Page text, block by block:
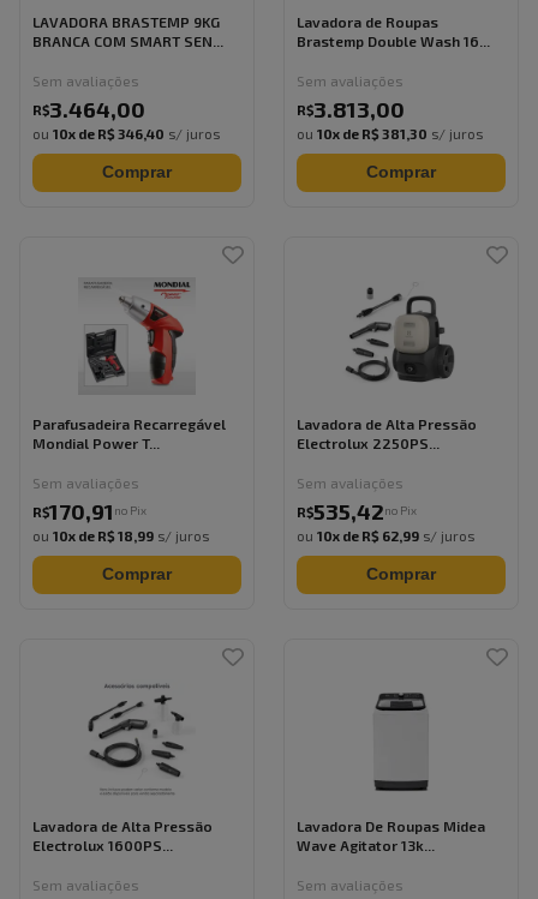
LAVADORA BRASTEMP 9KG
BRANCA COM SMART SEN...
Sem avaliações
R$3.464,00
ou 10x de R$ 346,40 s/ juros
Comprar
Lavadora de Roupas
Brastemp Double Wash 16...
Sem avaliações
R$3.813,00
ou 10x de R$ 381,30 s/ juros
Comprar
Parafusadeira Recarregável
Mondial Power T...
Sem avaliações
R$170,91 no Pix
ou 10x de R$ 18,99 s/ juros
Comprar
Lavadora de Alta Pressão
Electrolux 2250PS...
Sem avaliações
R$535,42no Pix
ou 10x de R$ 62,99 s/ juros
Comprar
Lavadora de Alta Pressão
Electrolux 1600PS...
Sem avaliações
Lavadora De Roupas Midea
Wave Agitator 13k...
Sem avaliações